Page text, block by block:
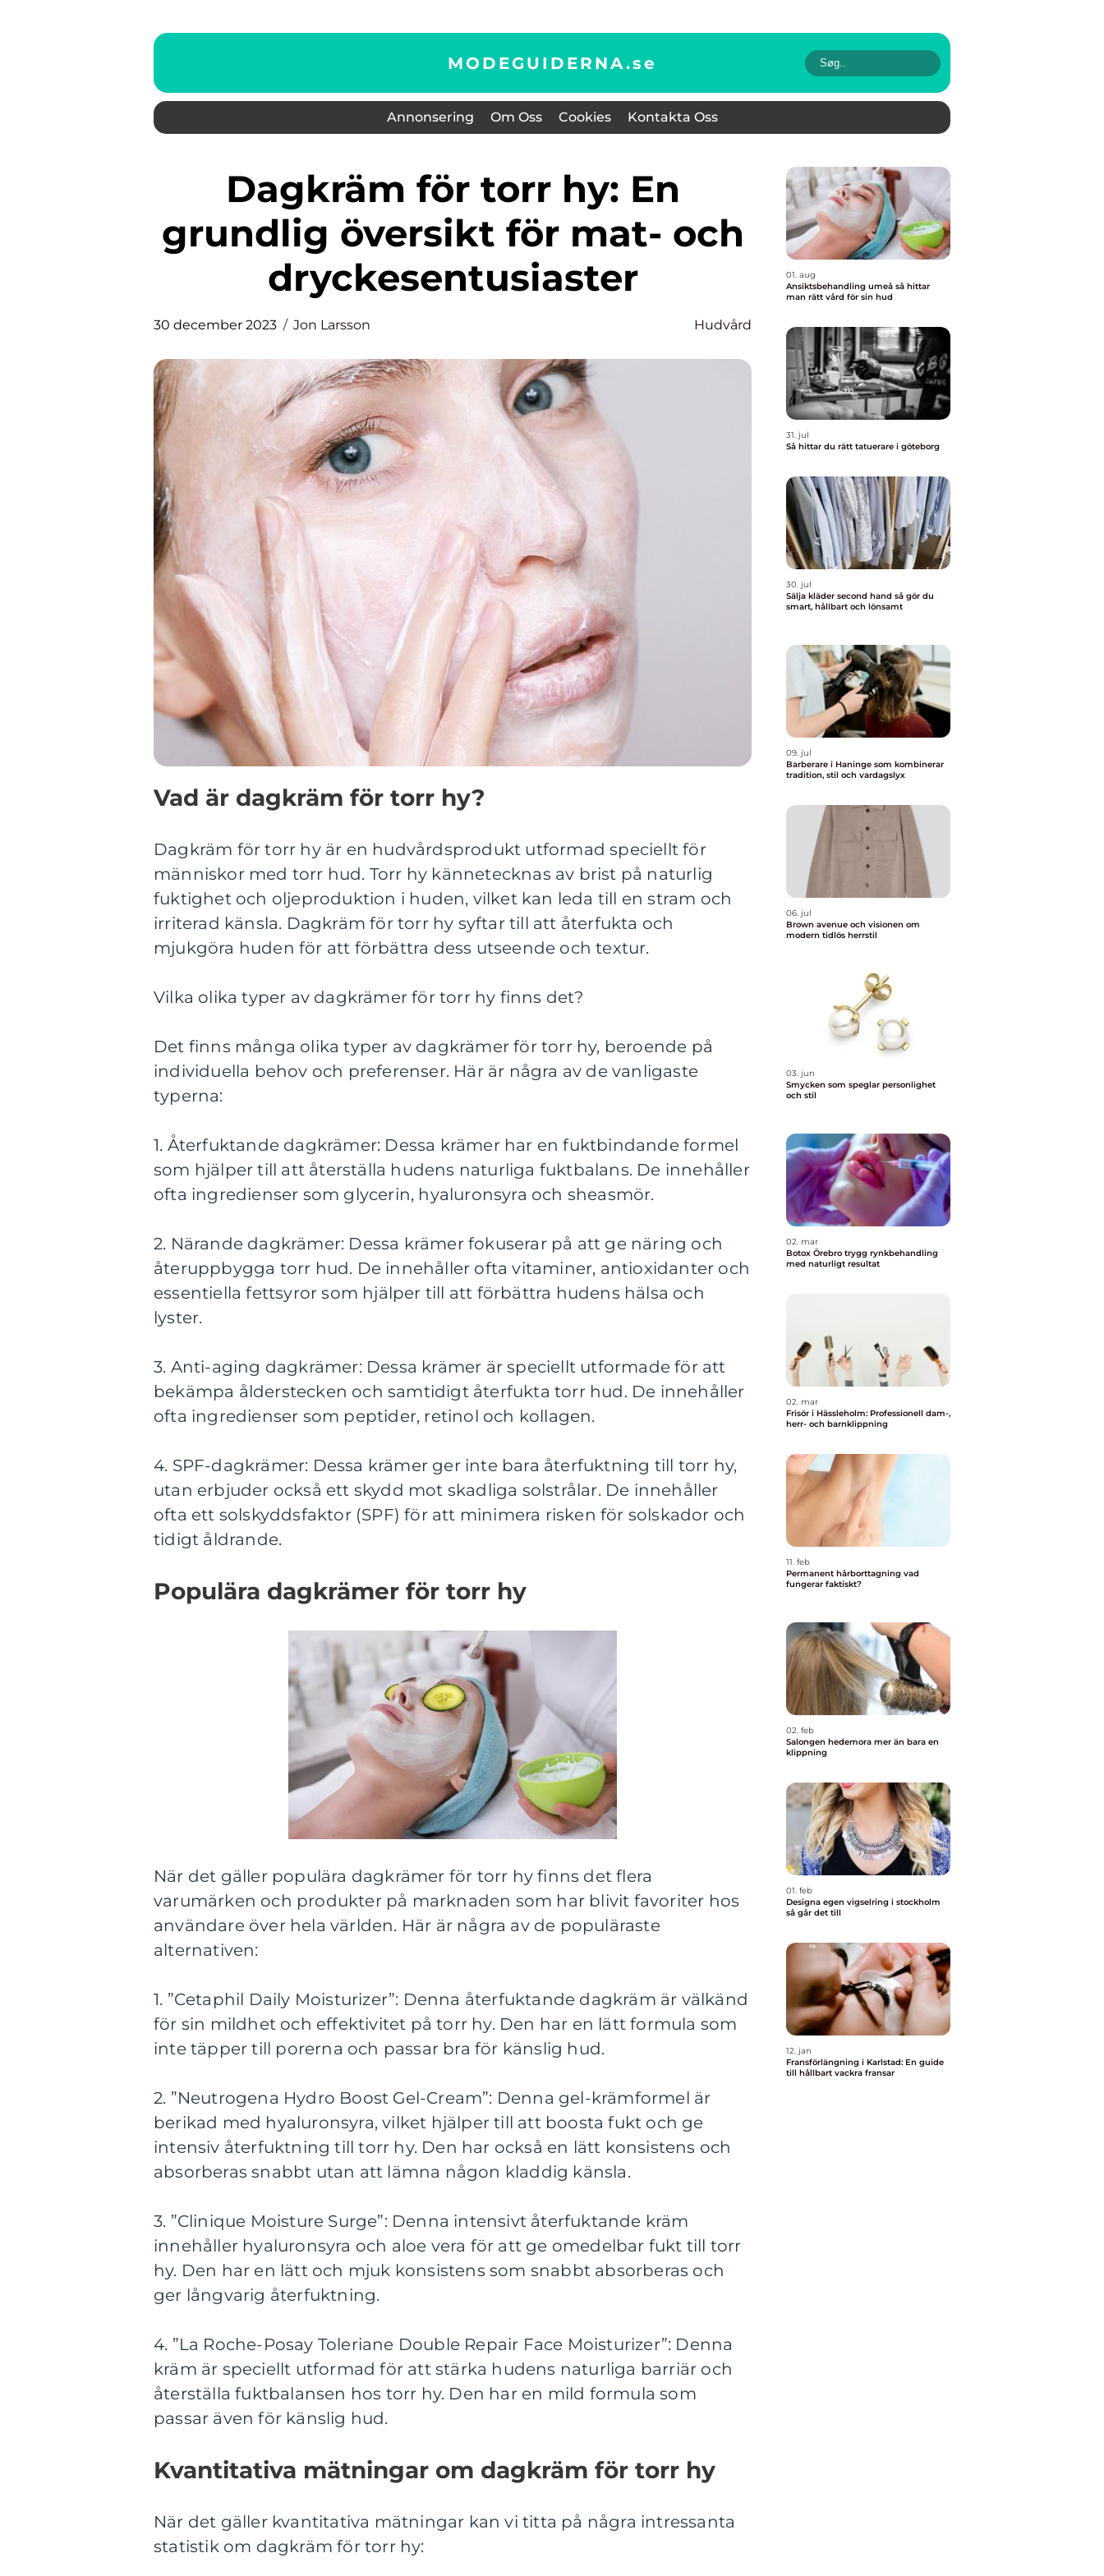
MODEGUIDERNA.se
Annonsering Om Oss Cookies Kontakta Oss
Dagkräm för torr hy: En
grundlig översikt för mat- och
dryckesentusiaster
30 december 2023 Jon Larsson Hudvård
Vad är dagkräm för torr hy?
Dagkräm för torr hy är en hudvårdsprodukt utformad speciellt för
människor med torr hud. Torr hy kännetecknas av brist på naturlig
fuktighet och oljeproduktion i huden, vilket kan leda till en stram och
irriterad känsla. Dagkräm för torr hy syftar till att återfukta och
mjukgöra huden för att förbättra dess utseende och textur.
Vilka olika typer av dagkrämer för torr hy finns det?
Det finns många olika typer av dagkrämer för torr hy, beroende på
individuella behov och preferenser. Här är några av de vanligaste
typerna:
1. Återfuktande dagkrämer: Dessa krämer har en fuktbindande formel
som hjälper till att återställa hudens naturliga fuktbalans. De innehåller
ofta ingredienser som glycerin, hyaluronsyra och sheasmör.
2. Närande dagkrämer: Dessa krämer fokuserar på att ge näring och
återuppbygga torr hud. De innehåller ofta vitaminer, antioxidanter och
essentiella fettsyror som hjälper till att förbättra hudens hälsa och
lyster.
3. Anti-aging dagkrämer: Dessa krämer är speciellt utformade för att
bekämpa ålderstecken och samtidigt återfukta torr hud. De innehåller
ofta ingredienser som peptider, retinol och kollagen.
4. SPF-dagkrämer: Dessa krämer ger inte bara återfuktning till torr hy,
utan erbjuder också ett skydd mot skadliga solstrålar. De innehåller
ofta ett solskyddsfaktor (SPF) för att minimera risken för solskador och
tidigt åldrande.
Populära dagkrämer för torr hy
När det gäller populära dagkrämer för torr hy finns det flera
varumärken och produkter på marknaden som har blivit favoriter hos
användare över hela världen. Här är några av de populäraste
alternativen:
1. ”Cetaphil Daily Moisturizer”: Denna återfuktande dagkräm är välkänd
för sin mildhet och effektivitet på torr hy. Den har en lätt formula som
inte täpper till porerna och passar bra för känslig hud.
2. ”Neutrogena Hydro Boost Gel-Cream”: Denna gel-krämformel är
berikad med hyaluronsyra, vilket hjälper till att boosta fukt och ge
intensiv återfuktning till torr hy. Den har också en lätt konsistens och
absorberas snabbt utan att lämna någon kladdig känsla.
3. ”Clinique Moisture Surge”: Denna intensivt återfuktande kräm
innehåller hyaluronsyra och aloe vera för att ge omedelbar fukt till torr
hy. Den har en lätt och mjuk konsistens som snabbt absorberas och
ger långvarig återfuktning.
4. ”La Roche-Posay Toleriane Double Repair Face Moisturizer”: Denna
kräm är speciellt utformad för att stärka hudens naturliga barriär och
återställa fuktbalansen hos torr hy. Den har en mild formula som
passar även för känslig hud.
Kvantitativa mätningar om dagkräm för torr hy
När det gäller kvantitativa mätningar kan vi titta på några intressanta
statistik om dagkräm för torr hy:
01. aug
Ansiktsbehandling umeå så hittar
man rätt vård för sin hud
31. jul
Så hittar du rätt tatuerare i göteborg
30. jul
Sälja kläder second hand så gör du
smart, hållbart och lönsamt
09. jul
Barberare i Haninge som kombinerar
tradition, stil och vardagslyx
06. jul
Brown avenue och visionen om
modern tidlös herrstil
03. jun
Smycken som speglar personlighet
och stil
02. mar
Botox Örebro trygg rynkbehandling
med naturligt resultat
02. mar
Frisör i Hässleholm: Professionell dam-,
herr- och barnklippning
11. feb
Permanent hårborttagning vad
fungerar faktiskt?
02. feb
Salongen hedemora mer än bara en
klippning
01. feb
Designa egen vigselring i stockholm
så går det till
12. jan
Fransförlängning i Karlstad: En guide
till hållbart vackra fransar